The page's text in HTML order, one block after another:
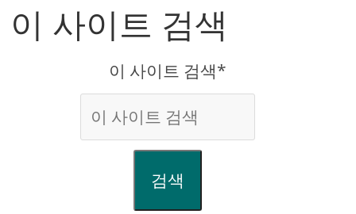
이 사이트 검색
이 사이트 검색*
검색